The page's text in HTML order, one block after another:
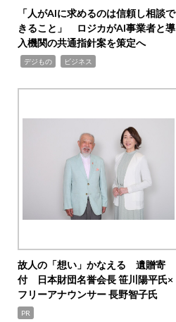
「人がAIに求めるのは信頼し相談で
きること」 ロジカがAI事業者と導
入機関の共通指針案を策定へ
デジもの ビジネス
故人の「想い」かなえる 遺贈寄
付 日本財団名誉会長 笹川陽平氏×
フリーアナウンサー 長野智子氏
PR